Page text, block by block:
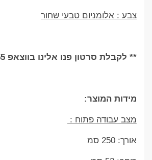
צבע : אלומניום טבעי שחור
** לקבלת סרטון פנו אלינו בווצאפ 055-8961155
מידות המוצר:
מצב עבודה פתוח :
אורך: 250 סמ